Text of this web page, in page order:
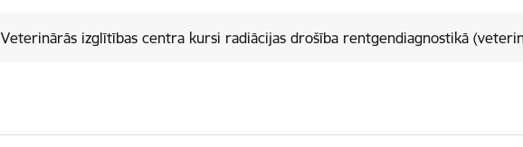
Veterinārās izglītības centra kursi radiācijas drošība rentgendiagnostikā